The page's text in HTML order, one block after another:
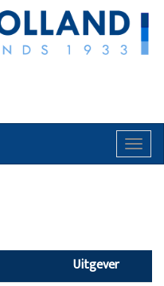
Uitgever